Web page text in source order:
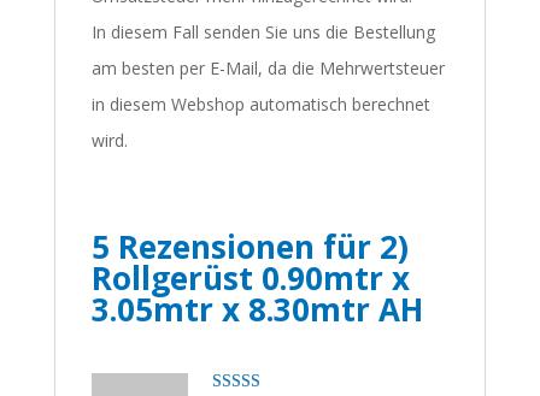
In diesem Fall senden Sie uns die Bestellung
am besten per E-Mail, da die Mehrwertsteuer
in diesem Webshop automatisch berechnet
wird.
5 Rezensionen für 2)
Rollgerüst 0.90mtr x
3.05mtr x 8.30mtr AH